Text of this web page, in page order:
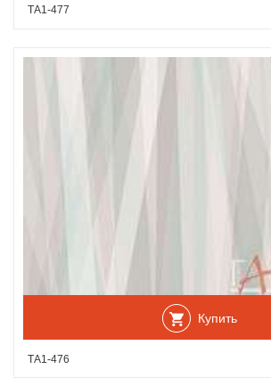
ТА1-477
Купить
ТА1-476